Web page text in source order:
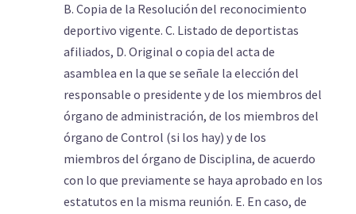
B. Copia de la Resolución del reconocimiento
deportivo vigente. C. Listado de deportistas
afiliados, D. Original o copia del acta de
asamblea en la que se señale la elección del
responsable o presidente y de los miembros del
órgano de administración, de los miembros del
órgano de Control (si los hay) y de los
miembros del órgano de Disciplina, de acuerdo
con lo que previamente se haya aprobado en los
estatutos en la misma reunión. E. En caso, de